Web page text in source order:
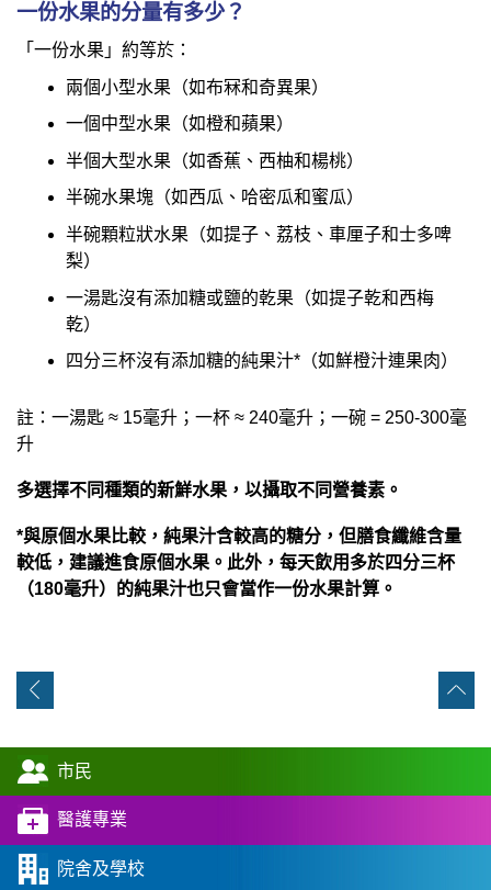
一份水果的分量有多少？
「一份水果」約等於：
兩個小型水果（如布冧和奇異果）
一個中型水果（如橙和蘋果）
半個大型水果（如香蕉、西柚和楊桃）
半碗水果塊（如西瓜、哈密瓜和蜜瓜）
半碗顆粒狀水果（如提子、荔枝、車厘子和士多啤
梨）
一湯匙沒有添加糖或鹽的乾果（如提子乾和西梅
乾）
四分三杯沒有添加糖的純果汁*（如鮮橙汁連果肉）
註：一湯匙 ≈ 15毫升；一杯 ≈ 240毫升；一碗 = 250-300毫
升
多選擇不同種類的新鮮水果，以攝取不同營養素。
*與原個水果比較，純果汁含較高的糖分，但膳食纖維含量
較低，建議進食原個水果。此外，每天飲用多於四分三杯
（180毫升）的純果汁也只會當作一份水果計算。
市民
醫護專業
院舍及學校